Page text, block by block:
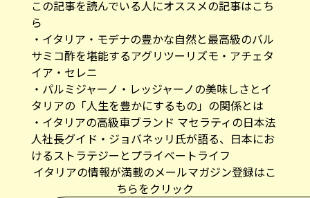
この記事を読んでいる人にオススメの記事はこち
ら
・ イタリア・モデナの豊かな自然と最高級のバル
サミコ酢を堪能するアグリツーリズモ・アチェタ
イア・セレニ
・ パルミジャーノ・レッジャーノの美味しさとイ
タリアの「人生を豊かにするもの」の関係とは
・ イタリアの高級車ブランド マセラティの日本法
人社長グイド・ジョバネッリ氏が語る、日本にお
けるストラテジーとプライベートライフ
イタリアの情報が満載のメールマガジン登録はこ
ちらをクリック